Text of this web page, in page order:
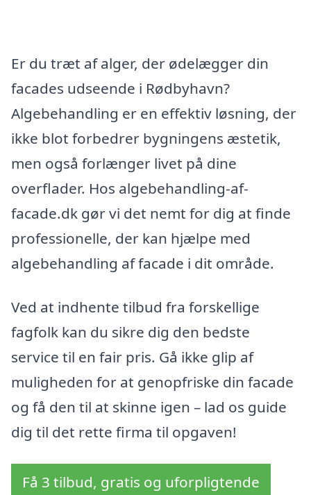
Er du træt af alger, der ødelægger din
facades udseende i Rødbyhavn?
Algebehandling er en effektiv løsning, der
ikke blot forbedrer bygningens æstetik,
men også forlænger livet på dine
overflader. Hos algebehandling-af-
facade.dk gør vi det nemt for dig at finde
professionelle, der kan hjælpe med
algebehandling af facade i dit område.
Ved at indhente tilbud fra forskellige
fagfolk kan du sikre dig den bedste
service til en fair pris. Gå ikke glip af
muligheden for at genopfriske din facade
og få den til at skinne igen – lad os guide
dig til det rette firma til opgaven!
Få 3 tilbud, gratis og uforpligtende